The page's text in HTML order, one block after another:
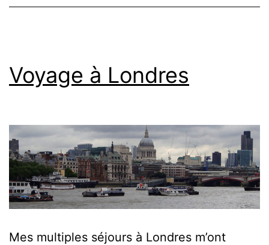
Voyage à Londres
Mes multiples séjours à Londres m’ont